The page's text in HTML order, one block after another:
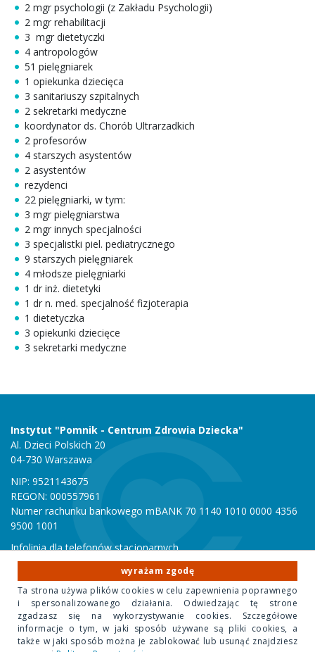
2 mgr psychologii (z Zakładu Psychologii)
2 mgr rehabilitacji
3 mgr dietetyczki
4 antropologów
51 pielęgniarek
1 opiekunka dziecięca
3 sanitariuszy szpitalnych
2 sekretarki medyczne
koordynator ds. Chorób Ultrarzadkich
2 profesorów
4 starszych asystentów
2 asystentów
rezydenci
22 pielęgniarki, w tym:
3 mgr pielęgniarstwa
2 mgr innych specjalności
3 specjalistki piel. pediatrycznego
9 starszych pielęgniarek
4 młodsze pielęgniarki
1 dr inż. dietetyki
1 dr n. med. specjalność fizjoterapia
1 dietetyczka
3 opiekunki dziecięce
3 sekretarki medyczne
Instytut "Pomnik - Centrum Zdrowia Dziecka"
Al. Dzieci Polskich 20
04-730 Warszawa
NIP: 9521143675
REGON: 000557961
Numer rachunku bankowego mBANK 70 1140 1010 0000 4356
9500 1001
Infolinia dla telefonów stacjonarnych
801 051 000
Infolinia dla telefonów komórkowych
22 815 10 00
Copyright 2020 Instytut "Pomnik Centrum Zdrowia Dziecka"
wyrażam zgodę
Ta strona używa plików cookies w celu zapewnienia poprawnego
i spersonalizowanego działania. Odwiedzając tę strone
zgadzasz się na wykorzystywanie cookies. Szczegółowe
informacje o tym, w jaki sposób używane są pliki cookies, a
także w jaki sposób można je zablokować lub usunąć znajdziesz